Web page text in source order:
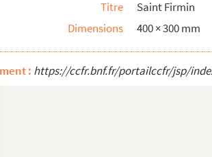
Titre
Saint Firmin
Dimensions
400 × 300 mm
: https://ccfr.bnf.fr/portailccfr/jsp/